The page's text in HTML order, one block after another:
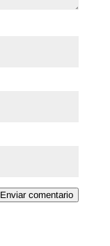
Enviar comentario